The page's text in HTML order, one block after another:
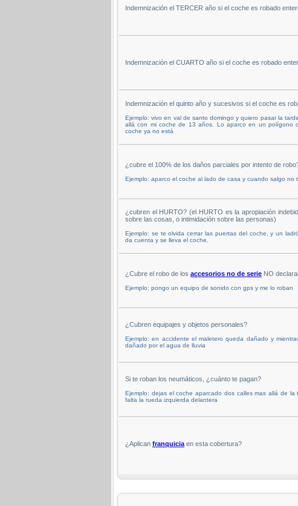
Indemnización el TERCER año si el coche es robado
Indemnización el CUARTO año si el coche es robado
Indemnización el quinto año y sucesivos si el coche es
Ejemplo: vivo en val de santo domingo y quiero pasar la
allá con mi coche de 13 años. Lo aparco en un polígono
coche ya no está
¿cubre el 100% de los daños parciales por intento de
Ejemplo: aparco el coche al lado de casa y cuando salgo no
¿cubren el HURTO? (el HURTO es la apropiación
sobre las cosas, o intimidación sobre las personas)
Ejemplo: se te olvida cerrar las puertas del coche, y un
da cuenta y se lleva el coche.
¿Cubre el robo de los accesorios no de serie NO
Ejemplo: pongo un equipo de sonido con gps y me lo roban
¿Cubren equipajes y objetos personales?
Ejemplo: en accidente el maletero queda dañado y
dañado por el agua de lluvia
Si te roban los neumáticos, ¿cuánto te pagan?
Ejemplo: dejas el coche aparcado dos calles mas allá de
falta la rueda izquierda delantera
¿Aplican franquicia en esta cobertura?